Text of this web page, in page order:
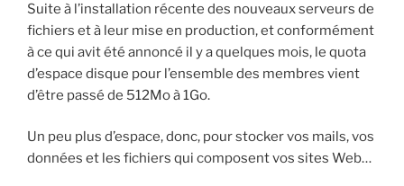
Suite à l’installation récente des nouveaux serveurs de
fichiers et à leur mise en production, et conformément
à ce qui avit été annoncé il y a quelques mois, le quota
d’espace disque pour l’ensemble des membres vient
d’être passé de 512Mo à 1Go.
Un peu plus d’espace, donc, pour stocker vos mails, vos
données et les fichiers qui composent vos sites Web…